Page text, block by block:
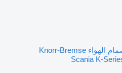
صمام الهواء Knorr-Bremse